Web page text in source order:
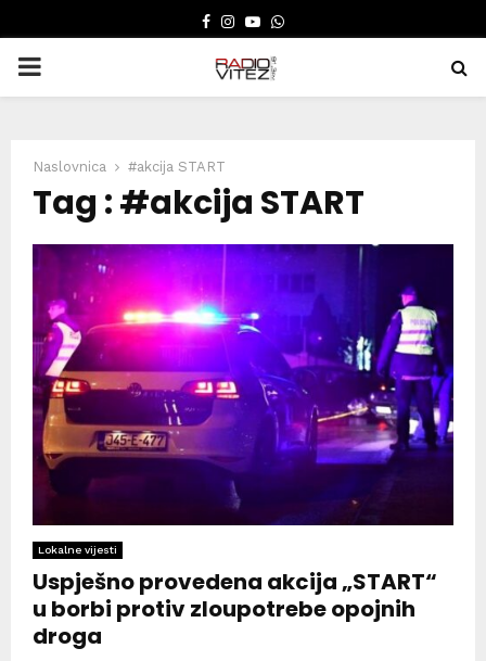
FACEBOOK
INSTAGRAM
YOUTUBE
WHATSAPP
PRIMARY
Naslovnica #akcija START
Tag : #akcija START
Lokalne vijesti
Uspješno provedena akcija „START“
u borbi protiv zloupotrebe opojnih
droga